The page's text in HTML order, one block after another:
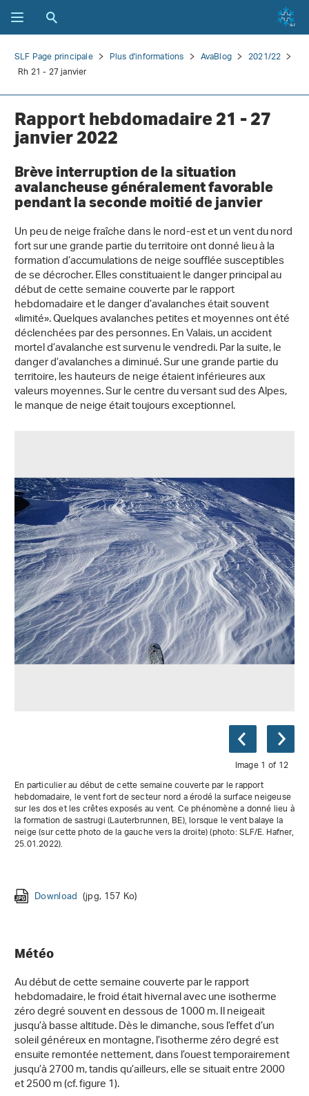
SLF Page principale Plus d'informations AvaBlog
2021/22
Rh 21 - 27 janvier
Rapport hebdomadaire 21 - 27
janvier 2022
Brève interruption de la situation
avalancheuse généralement favorable
pendant la seconde moitié de janvier
Un peu de neige fraîche dans le nord-est et un vent du nord
fort sur une grande partie du territoire ont donné lieu à la
formation d’accumulations de neige soufflée susceptibles
de se décrocher. Elles constituaient le danger principal au
début de cette semaine couverte par le rapport
hebdomadaire et le danger d’avalanches était souvent
«limité». Quelques avalanches petites et moyennes ont été
déclenchées par des personnes. En Valais, un accident
mortel d’avalanche est survenu le vendredi. Par la suite, le
danger d’avalanches a diminué. Sur une grande partie du
territoire, les hauteurs de neige étaient inférieures aux
valeurs moyennes. Sur le centre du versant sud des Alpes,
le manque de neige était toujours exceptionnel.
Image 1 of 12
En particulier au début de cette semaine couverte par le rapport
hebdomadaire, le vent fort de secteur nord a érodé la surface neigeuse
sur les dos et les crêtes exposés au vent. Ce phénomène a donné lieu à
la formation de sastrugi (Lauterbrunnen, BE), lorsque le vent balaye la
neige (sur cette photo de la gauche vers la droite) (photo: SLF/E. Hafner,
25.01.2022).
Download (jpg, 157 Ko)
Download (jpg, 66 Ko)
Download(jpg, 133 Ko)
Météo
Au début de cette semaine couverte par le rapport
hebdomadaire, le froid était hivernal avec une isotherme
zéro degré souvent en dessous de 1000 m. Il neigeait
jusqu’à basse altitude. Dès le dimanche, sous l’effet d’un
soleil généreux en montagne, l’isotherme zéro degré est
ensuite remontée nettement, dans l’ouest temporairement
jusqu’à 2700 m, tandis qu’ailleurs, elle se situait entre 2000
et 2500 m (cf. figure 1).